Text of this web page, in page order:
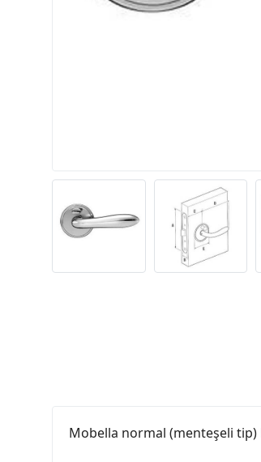
Mobella normal (menteşeli tip)